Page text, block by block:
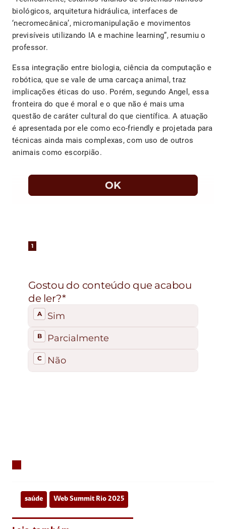
biológicos, arquitetura hidráulica, interfaces de
‘necromecânica’, micromanipulação e movimentos
previsíveis utilizando IA e machine learning”, resumiu o
professor.
Essa integração entre biologia, ciência da computação e
robótica, que se vale de uma carcaça animal, traz
implicações éticas do uso. Porém, segundo Angel, essa
fronteira do que é moral e o que não é mais uma
questão de caráter cultural do que científica. A atuação
é apresentada por ele como eco-friendly e projetada para
técnicas ainda mais complexas, com uso de outros
animais como escorpião.
saúde Web Summit Rio 2025